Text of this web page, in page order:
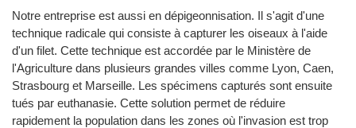
Notre entreprise est aussi en dépigeonnisation. Il s'agit d'une
technique radicale qui consiste à capturer les oiseaux à l'aide
d'un filet. Cette technique est accordée par le Ministère de
l'Agriculture dans plusieurs grandes villes comme Lyon, Caen,
Strasbourg et Marseille. Les spécimens capturés sont ensuite
tués par euthanasie. Cette solution permet de réduire
rapidement la population dans les zones où l'invasion est trop